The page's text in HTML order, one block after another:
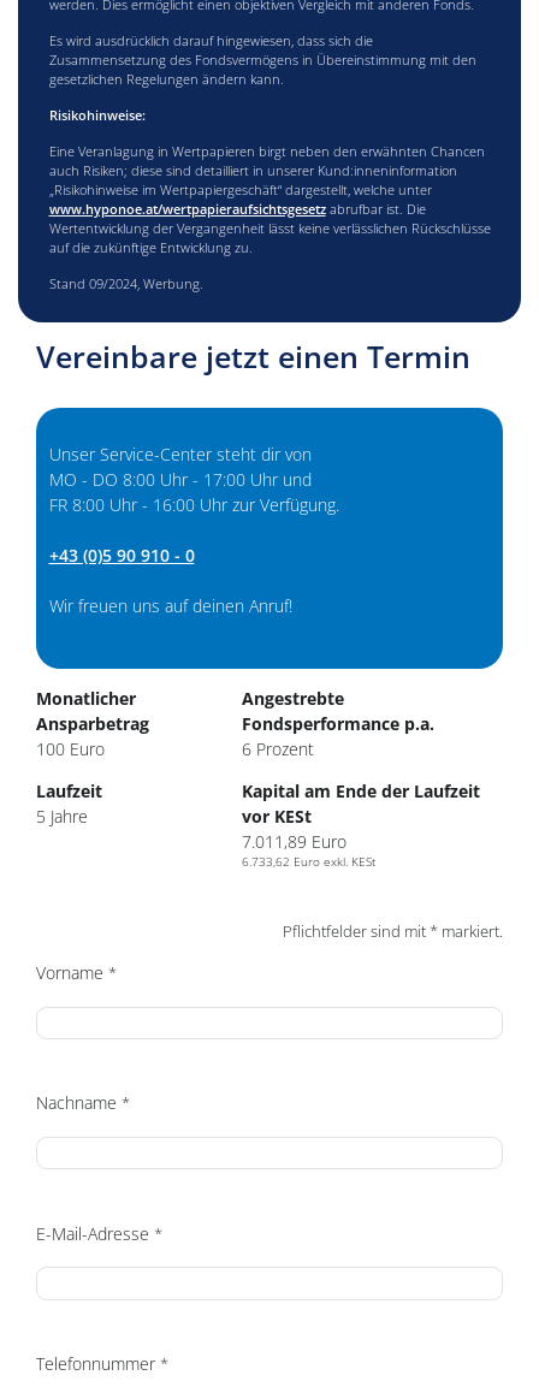
werden. Dies ermöglicht einen objektiven Vergleich mit anderen Fonds.
Es wird ausdrücklich darauf hingewiesen, dass sich die
Zusammensetzung des Fondsvermögens in Übereinstimmung mit den
gesetzlichen Regelungen ändern kann.
Risikohinweise:
Eine Veranlagung in Wertpapieren birgt neben den erwähnten Chancen
auch Risiken; diese sind detailliert in unserer Kund:inneninformation
„Risikohinweise im Wertpapiergeschäft“ dargestellt, welche unter
www.hyponoe.at/wertpapieraufsichtsgesetzabrufbar ist. Die
Wertentwicklung der Vergangenheit lässt keine verlässlichen Rückschlüsse
auf die zukünftige Entwicklung zu.
Stand 09/2024, Werbung.
Vereinbare jetzt einen Termin
Unser Service-Center steht dir von
MO - DO 8:00 Uhr - 17:00 Uhr und
FR 8:00 Uhr - 16:00 Uhr zur Verfügung.
+43 (0)5 90 910 - 0
Wir freuen uns auf deinen Anruf!
Kontatkformular
Monatlicher
Ansparbetrag
100 Euro
Angestrebte
Fondsperformance p.a.
6Prozent
Laufzeit
5 Jahre
Kapital am Ende der Laufzeit
vor KESt
7.011,89 Euro
6.733,62 Euro exkl. KESt
Pflichtfelder sind mit * markiert.
Vorname *
Nachname *
E-Mail-Adresse *
Telefonnummer *